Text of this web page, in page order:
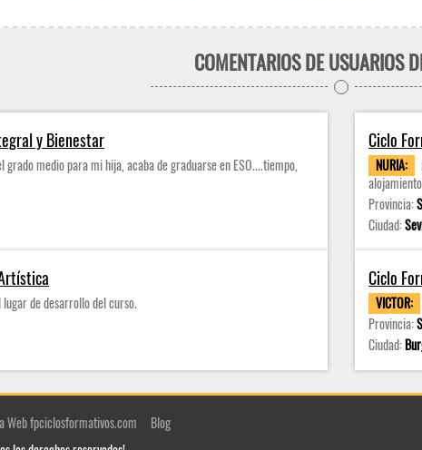
COMENTARIOS DE USUARIOS
y Bienestar
medio para mi hija, acaba de graduarse en ESO....tiempo,
Ciclo
NURIA:
Provincia:
Ciudad:
de desarrollo del curso.
Ciclo
VICTOR:
Provincia:
Ciudad:
Web fpciclosformativos.com
Blog